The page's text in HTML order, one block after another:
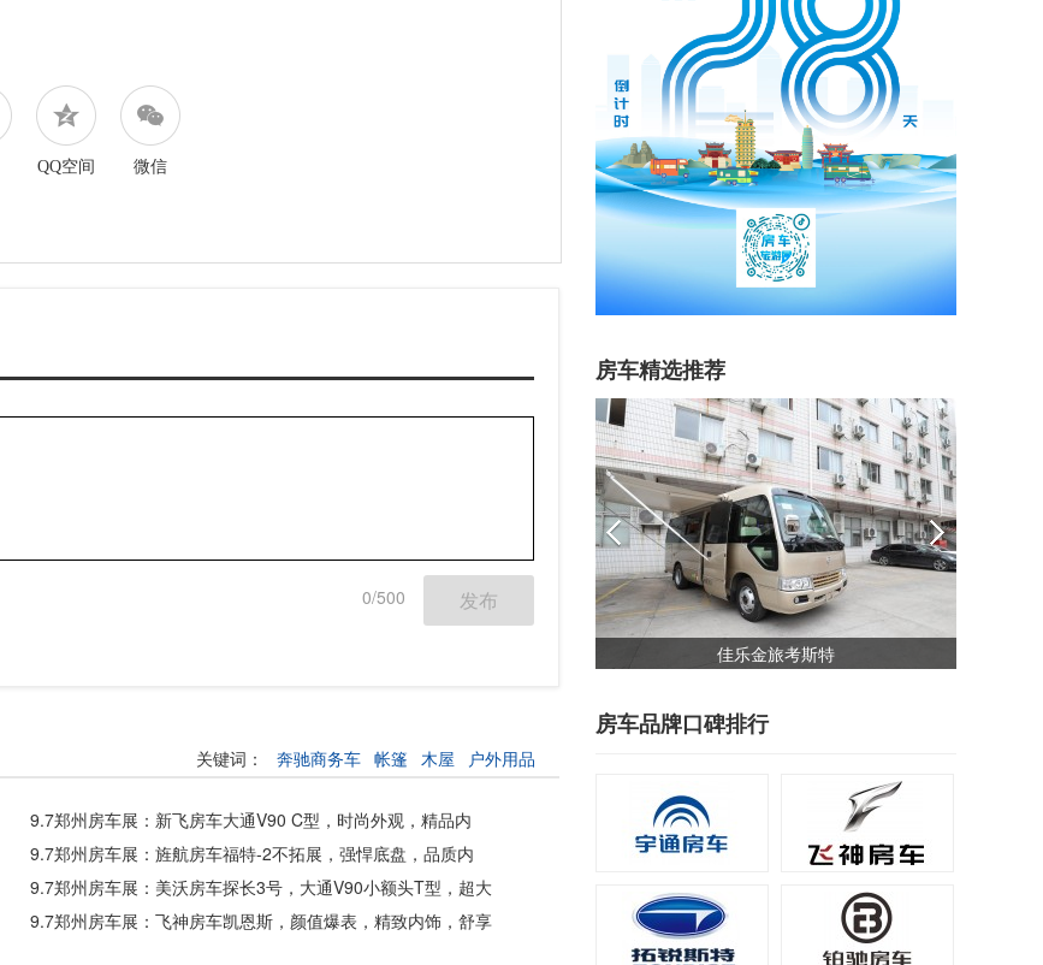
QQ空间 微信
发布
0/500
关键词： 奔驰商务车 帐篷 木屋 户外用品
9.7郑州房车展：新飞房车大通V90 C型，时尚外观，精品内
饰，纵享旅居生活！
9.7郑州房车展：旌航房车福特-2不拓展，强悍底盘，品质内
饰，丰富配置！
9.7郑州房车展：美沃房车探长3号，大通V90小额头T型，超大
空间，舒适驾乘！
9.7郑州房车展：飞神房车凯恩斯，颜值爆表，精致内饰，舒享
房车精选推荐
佳乐金旅考斯特
房车品牌口碑排行